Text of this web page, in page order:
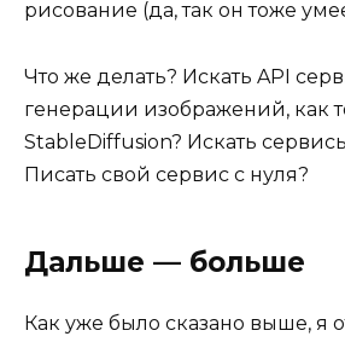
рисование (да, так он тоже
Что же делать? Искать API
генерации изображений, как
StableDiffusion? Искать
Писать свой сервис с нуля?
Дальше — больше
Как уже было сказано выше, я